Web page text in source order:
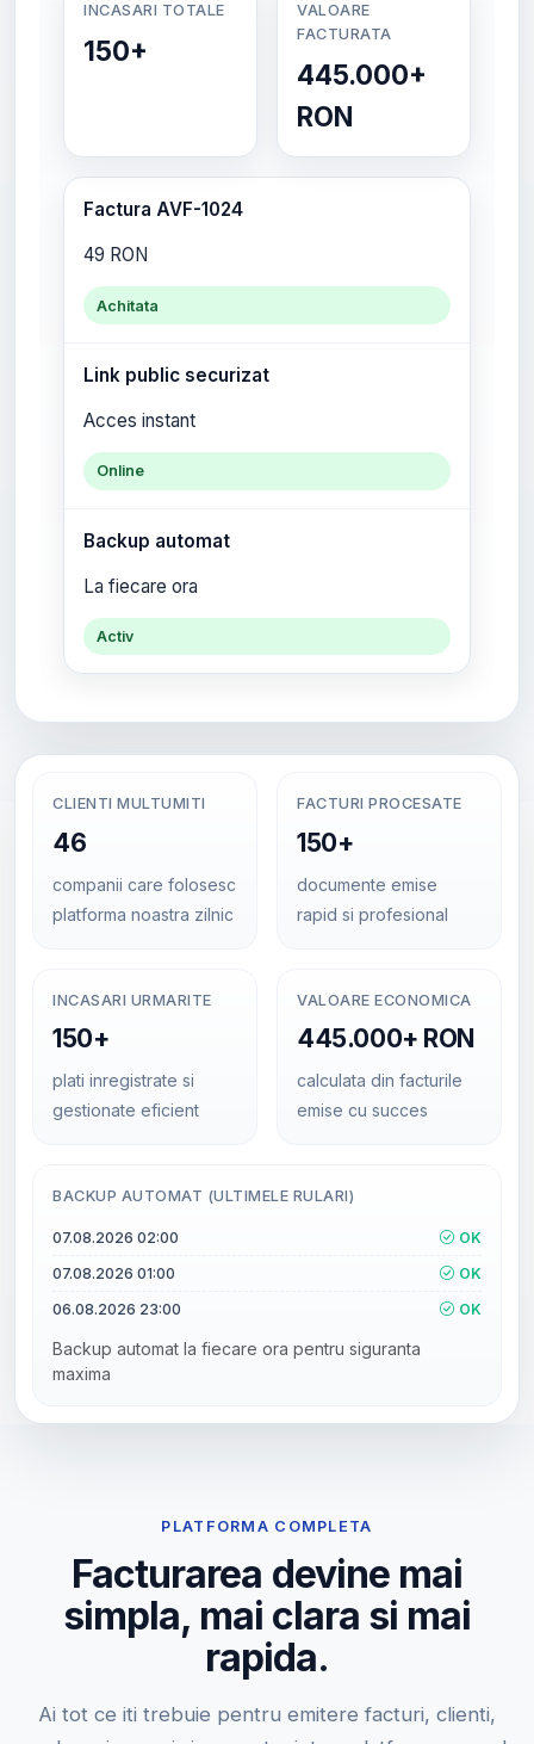
INCASARI TOTALE
150+
VALOARE
FACTURATA
445.000+
RON
Factura AVF-1024
49 RON
Achitata
Link public securizat
Acces instant
Online
Backup automat
La fiecare ora
Activ
CLIENTI MULTUMITI
46
companii care folosesc
platforma noastra zilnic
FACTURI PROCESATE
150+
documente emise
rapid si profesional
INCASARI URMARITE
150+
plati inregistrate si
gestionate eficient
VALOARE ECONOMICA
445.000+ RON
calculata din facturile
emise cu succes
BACKUP AUTOMAT (ULTIMELE RULARI)
07.08.2026 02:00
OK
07.08.2026 01:00
OK
06.08.2026 23:00
OK
Backup automat la fiecare ora pentru siguranta
maxima
PLATFORMA COMPLETA
Facturarea devine mai
simpla, mai clara si mai
rapida.
Ai tot ce iti trebuie pentru emitere facturi, clienti,